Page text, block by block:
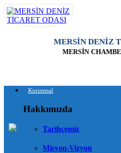
MERSİN DENİZ
MERSİN
Kurumsal
Hakkımızda
Tarihçemiz
Misyon-Vizyon